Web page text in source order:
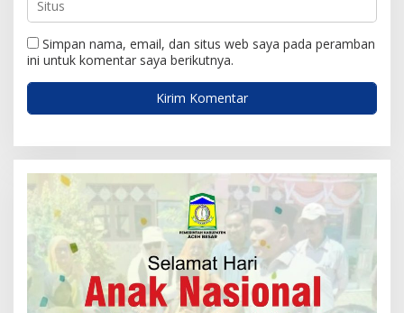
Simpan nama, email, dan situs web saya pada peramban
ini untuk komentar saya berikutnya.